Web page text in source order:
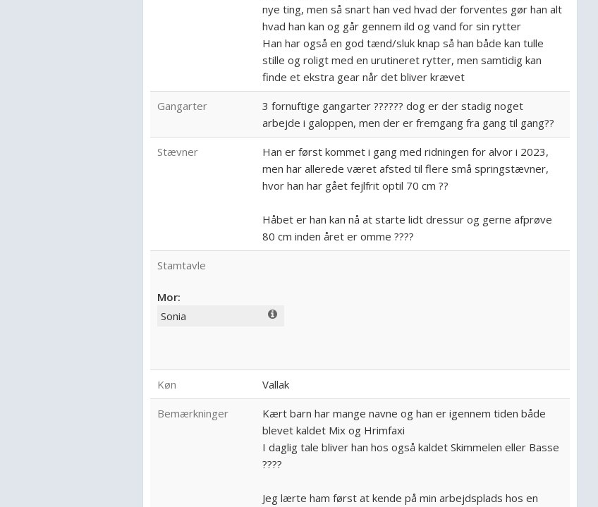
nye ting, men så snart han ved hvad der forventes gør han alt
hvad han kan og går gennem ild og vand for sin rytter
Han har også en god tænd/sluk knap så han både kan tulle
stille og roligt med en urutineret rytter, men samtidig kan
finde et ekstra gear når det bliver krævet
Gangarter
3 fornuftige gangarter ?????? dog er der stadig noget
arbejde i galoppen, men der er fremgang fra gang til gang??
Stævner
Han er først kommet i gang med ridningen for alvor i 2023,
men har allerede været afsted til flere små springstævner,
hvor han har gået fejlfrit optil 70 cm ??
Håbet er han kan nå at starte lidt dressur og gerne afprøve
80 cm inden året er omme ????
Stamtavle
Mor:
Sonia
Køn Vallak
Bemærkninger
Kært barn har mange navne og han er igennem tiden både
blevet kaldet Mix og Hrimfaxi
I daglig tale bliver han hos også kaldet Skimmelen eller Basse
????
Jeg lærte ham først at kende på min arbejdsplads hos en